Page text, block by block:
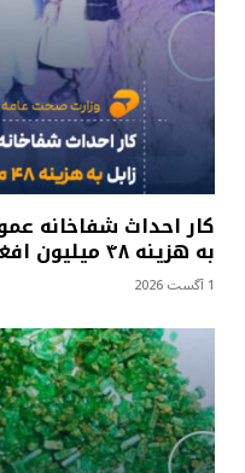
کار احداث شفاخانه
به هزینه ۴۸ میلیون افغانی آغاز شد
1 آگست 2026